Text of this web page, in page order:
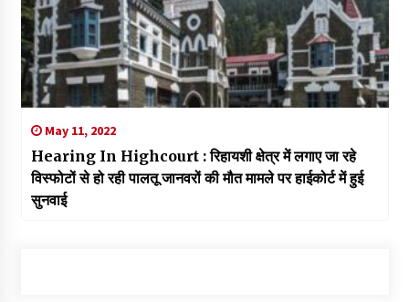
May 11, 2022
Hearing In Highcourt : रिहायशी क्षेत्र में लगाए जा रहे
विस्फोटों से हो रही पालतू जानवरों की मौत मामले पर हाईकोर्ट में हुई
सुनवाई